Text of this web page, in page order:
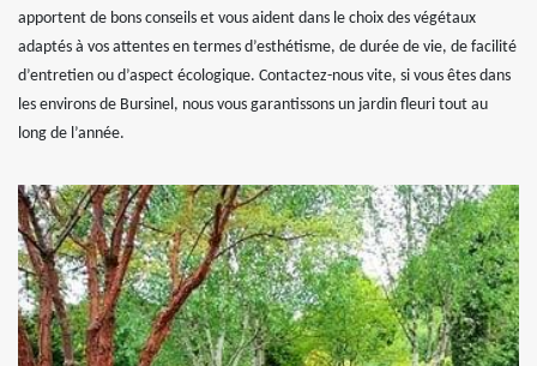
apportent de bons conseils et vous aident dans le choix des végétaux
adaptés à vos attentes en termes d’esthétisme, de durée de vie, de facilité
d’entretien ou d’aspect écologique. Contactez-nous vite, si vous êtes dans
les environs de Bursinel, nous vous garantissons un jardin fleuri tout au
long de l’année.